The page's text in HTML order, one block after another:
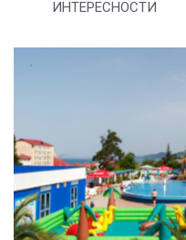
ИНТЕРЕСНОСТИ